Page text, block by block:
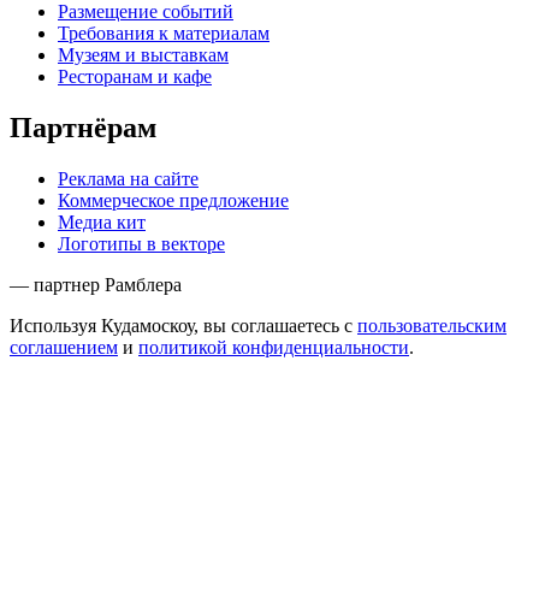
Размещение событий
Требования к материалам
Музеям и выставкам
Ресторанам и кафе
Партнёрам
Реклама на сайте
Коммерческое предложение
Медиа кит
Логотипы в векторе
— партнер Рамблера
Используя Кудамоскоу, вы соглашаетесь с пользовательским
соглашением и политикой конфиденциальности.